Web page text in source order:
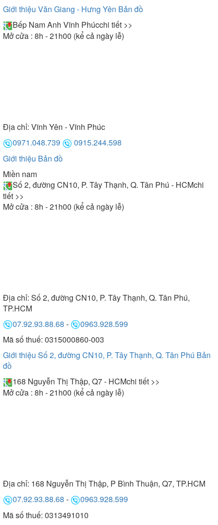
Giới thiệu Văn Giang - Hưng Yên Bản đồ
Bếp Nam Anh Vĩnh Phúcchi tiết >>
Mở cửa : 8h - 21h00 (kể cả ngày lễ)
Địa chỉ: Vĩnh Yên - Vĩnh Phúc
0971.048.739
0915.244.598
Giới thiệu Bản đồ
Miền nam
Số 2, đường CN10, P. Tây Thạnh, Q. Tân Phú - HCMchi
tiết >>
Mở cửa : 8h - 21h00 (kể cả ngày lễ)
Địa chỉ: Số 2, đường CN10, P. Tây Thạnh, Q. Tân Phú,
TP.HCM
07.92.93.88.68 -
0963.928.599
Mã số thuế: 0315000860-003
Giới thiệu Số 2, đường CN10, P. Tây Thạnh, Q. Tân Phú Bản
đồ
168 Nguyễn Thị Thập, Q7 - HCMchi tiết >>
Mở cửa : 8h - 21h00 (kể cả ngày lễ)
Địa chỉ: 168 Nguyễn Thị Thập, P Bình Thuận, Q7, TP.HCM
07.92.93.88.68 -
0963.928.599
Mã số thuế: 0313491010